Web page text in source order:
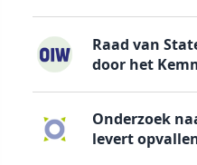
Raad van
door het
Onderzoek
levert